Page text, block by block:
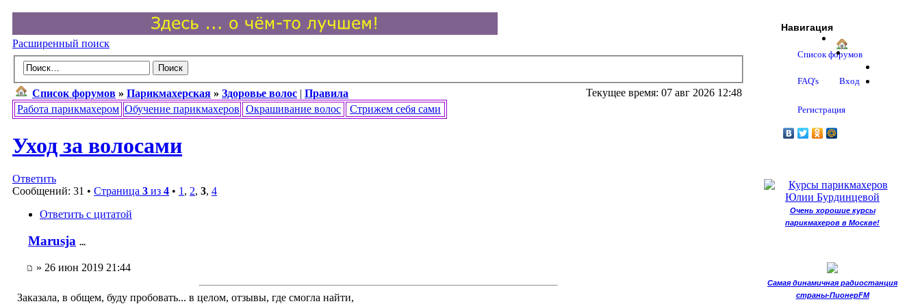
Расширенный поиск
Список форумов » Парикмахерская » Здоровье волос | Правила
Текущее время: 07 авг 2026 12:48
Работа парикмахером Обучение парикмахеров Окрашивание волос Стрижем себя сами
Уход за волосами
Ответить
Сообщений: 31 • Страница 3 из 4 • 1, 2, 3, 4
Ответить с цитатой
Marusja ...
» 26 июн 2019 21:44
Заказала, в общем, буду пробовать... в целом, отзывы, где смогла найти,
Навигация
Список форумов
FAQ's Вход
Регистрация
Очень хорошие курсы
парикмахеров в Москве!
Самая динамичная радиостанция
страны-ПионерFM